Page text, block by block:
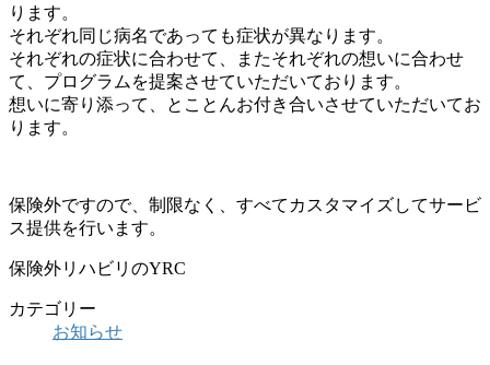
ります。
それぞれ同じ病名であっても症状が異なります。
それぞれの症状に合わせて、またそれぞれの想いに合わせ
て、プログラムを提案させていただいております。
想いに寄り添って、とことんお付き合いさせていただいてお
ります。
保険外ですので、制限なく、すべてカスタマイズしてサービ
ス提供を行います。
保険外リハビリのYRC
カテゴリー
お知らせ